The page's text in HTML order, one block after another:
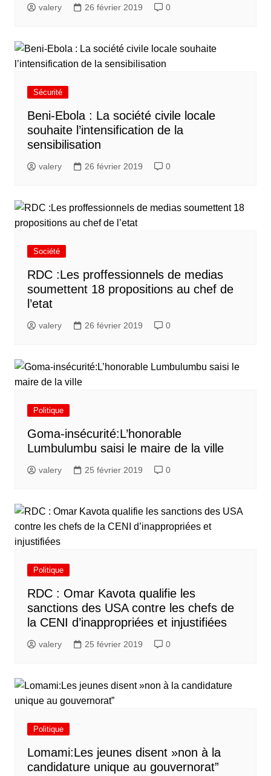
valery 26 février 2019 0
Sécurité
Beni-Ebola : La société civile locale
souhaite l’intensification de la
sensibilisation
valery 26 février 2019 0
Société
RDC :Les proffessionnels de medias
soumettent 18 propositions au chef de
l’etat
valery 26 février 2019 0
Politique
Goma-insécurité:L’honorable
Lumbulumbu saisi le maire de la ville
valery 25 février 2019 0
Politique
RDC : Omar Kavota qualifie les
sanctions des USA contre les chefs de
la CENI d’inappropriées et injustifiées
valery 25 février 2019 0
Politique
Lomami:Les jeunes disent »non à la
candidature unique au gouvernorat”